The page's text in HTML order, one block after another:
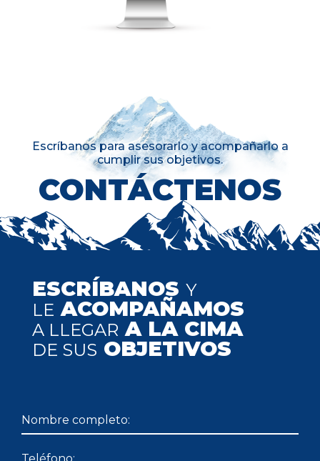
Escríbanos para asesorarlo y acompañarlo a
cumplir sus objetivos.
CONTÁCTENOS
ESCRÍBANOS Y
LE ACOMPAÑAMOS
A LLEGAR A LA CIMA
DE SUS OBJETIVOS